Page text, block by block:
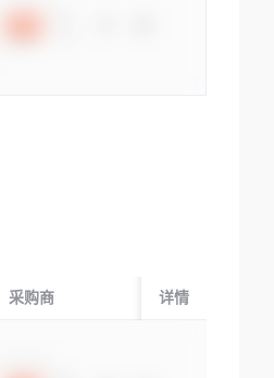
采购商 起运国/地区
详情